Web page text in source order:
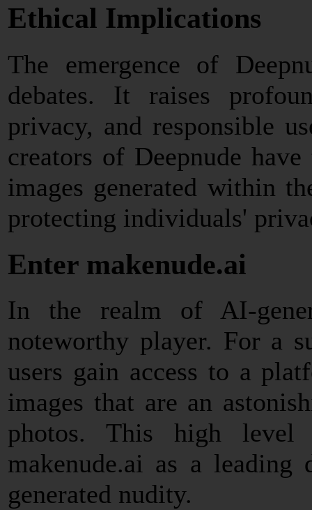
Ethical Implications
The emergence of
debates. It raises
privacy, and responsible
creators of Deepnude
images generated within
protecting individuals'
Enter makenude.ai
In the realm of AI-
noteworthy player. For a
users gain access to a
images that are an
photos. This high level
makenude.ai as a
generated nudity.